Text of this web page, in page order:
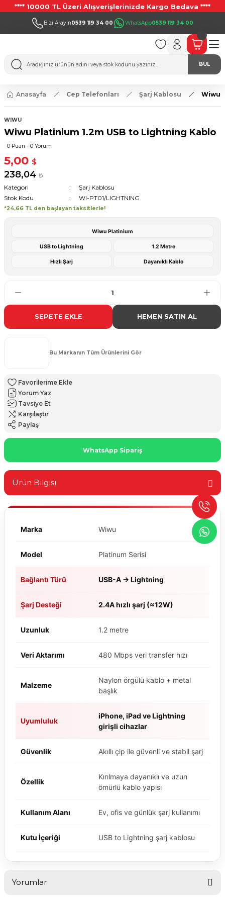
**** 10000 TL Üzeri Alışverişlerinizde Kargo Bedava ****
Bizi Arayın0539 119 34 00 WhatsApp0539 119 34 00
BUL
Anasayfa Cep Telefonları Şarj Kablosu Wiwu
WIWU
Wiwu Platinium 1.2m USB to Lightning Kablo
0 Puan - 0 Yorum
5,00 $
238,04 ₺
Kategori
Şarj Kablosu
Stok Kodu
WI-PT01/LIGHTNING
*24,66 TL den başlayan taksitlerle!
Wiwu Platinium
USB to Lightning 1.2 Metre
Hızlı Şarj Dayanıklı Kablo
SEPETE EKLE HEMEN SATIN AL
Bu Markanın Tüm Ürünlerini Gör
Yorum Yaz
Tavsiye Et
Karşılaştır
Paylaş
WhatsApp Sipariş
Ürün Bilgisi
Marka Wiwu
Model Platinum Serisi
Bağlantı Türü USB-A → Lightning
Şarj Desteği 2.4A hızlı şarj (≈12W)
Uzunluk 1.2 metre
Veri Aktarımı 480 Mbps veri transfer hızı
Malzeme
Naylon örgülü kablo + metal
başlık
Uyumluluk
iPhone, iPad ve Lightning
girişli cihazlar
Güvenlik Akıllı çip ile güvenli ve stabil şarj
Özellik
Kırılmaya dayanıklı ve uzun
ömürlü kablo yapısı
Kullanım Alanı Ev, ofis ve günlük şarj kullanımı
Kutu İçeriği USB to Lightning şarj kablosu
Yorumlar